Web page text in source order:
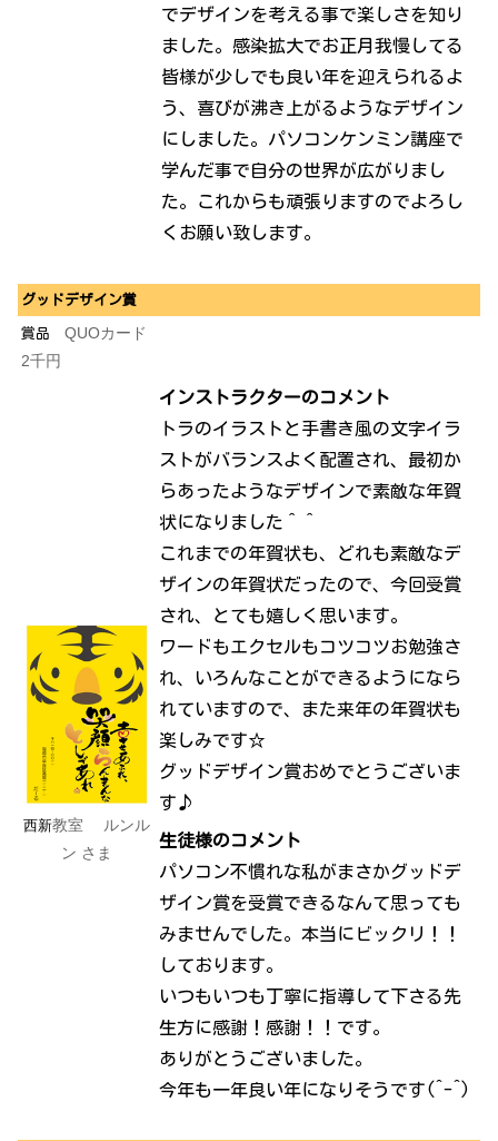
でデザインを考える事で楽しさを知り
ました。感染拡大でお正月我慢してる
皆様が少しでも良い年を迎えられるよ
う、喜びが沸き上がるようなデザイン
にしました。パソコンケンミン講座で
学んだ事で自分の世界が広がりまし
た。これからも頑張りますのでよろし
くお願い致します。
グッドデザイン賞
賞品 QUOカード
2千円
西新教室 ルンル
ン さま
インストラクターのコメント
トラのイラストと手書き風の文字イラ
ストがバランスよく配置され、最初か
らあったようなデザインで素敵な年賀
状になりました＾＾
これまでの年賀状も、どれも素敵なデ
ザインの年賀状だったので、今回受賞
され、とても嬉しく思います。
ワードもエクセルもコツコツお勉強さ
れ、いろんなことができるようになら
れていますので、また来年の年賀状も
楽しみです☆
グッドデザイン賞おめでとうございま
す♪
生徒様のコメント
パソコン不慣れな私がまさかグッドデ
ザイン賞を受賞できるなんて思っても
みませんでした。本当にビックリ！！
しております。
いつもいつも丁寧に指導して下さる先
生方に感謝！感謝！！です。
ありがとうございました。
今年も一年良い年になりそうです(^-^)